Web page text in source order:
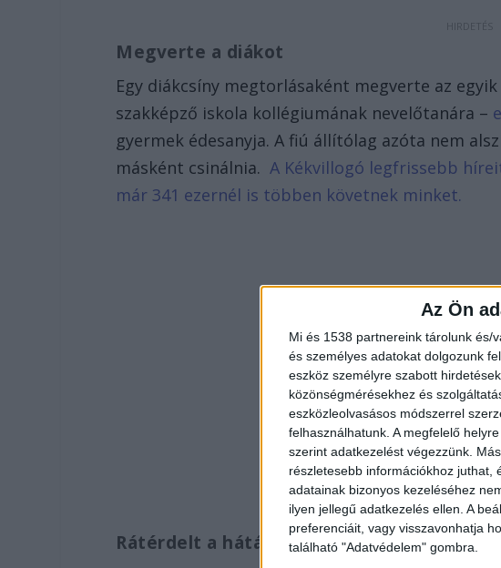
Az Ön
Mi és 1538 partnereink tárolunk és/
és személyes adatokat dolgozunk
eszköz személyre szabott
közönségmérésekhez és
eszközleolvasásos módszerrel
felhasználhatunk. A megfelelő
szerint adatkezelést végezzünk.
részletesebb információkhoz juthat,
adatainak bizonyos kezeléséhez
ilyen jellegű adatkezelés ellen. A
preferenciáit, vagy visszavonhatja
található "Adatvédelem" gombra.
Megverte a diákot
Egy diákcsíny megtorlásaként megverte az
szakképző iskola kollégiumának nevelőtanára –
gyermek édesanyja. A fiú állítólag azóta nem
másként csinálnia.A Kékvillogó legfrissebb
már 341 ezernél is többen követnek minket.
Rátérdelt a hátára